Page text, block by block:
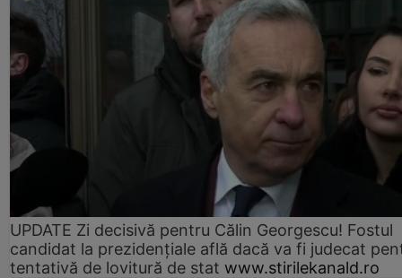
UPDATE Zi decisivă pentru Călin Georgescu! Fostul
candidat la prezidențiale află dacă va fi judecat
tentativă de lovitură de stat www.stirilekanald.ro